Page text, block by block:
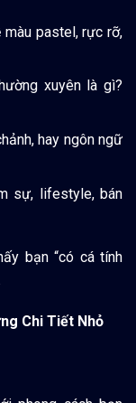
màu pastel, rực rỡ,
xuyên là gì?
hay ngôn ngữ
sự, lifestyle, bán
bạn “có cá tính
Chi Tiết Nhỏ